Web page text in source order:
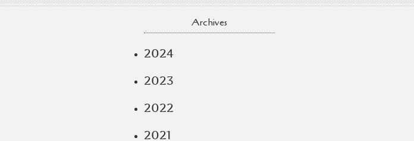
Archives
2024
2023
2022
2021